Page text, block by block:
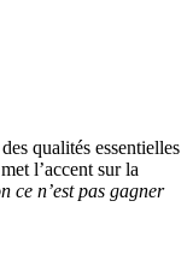
qualités essentielles
l’accent sur la
ce n’est pas gagner